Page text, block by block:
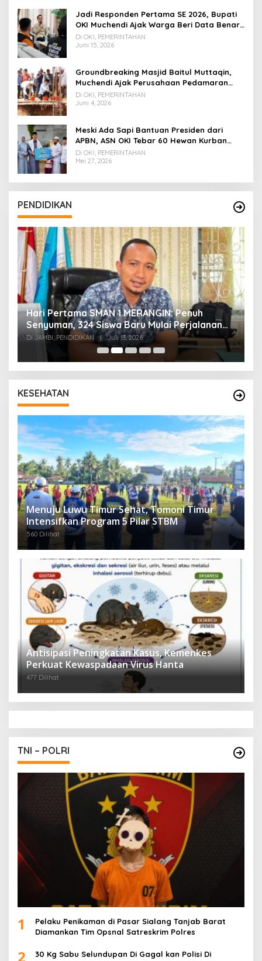
Jadi Responden Pertama SE 2026, Bupati
OKI Muchendi Ajak Warga Beri Data Benar
ke Petugas BPS
Di OKI, PEMERINTAHAN
Juni 15, 2026
Groundbreaking Masjid Baitul Muttaqin,
Muchendi Ajak Perusahaan Pedamaran
Timur Turut Bantu
Di OKI, PEMERINTAHAN
Juni 4, 2026
Meski Ada Sapi Bantuan Presiden dari
APBN, ASN OKI Tebar 60 Hewan Kurban
Tanpa Gunakan APBD
Di OKI, PEMERINTAHAN
Mei 27, 2026
PENDIDIKAN
Hari Pertama SMAN 1 MERANGIN: Penuh
Senyuman, 324 Siswa Baru Mulai Perjalanan
Baru
Di JAMBI, PENDIDIKAN | Juli 13, 2026
KESEHATAN
Menuju Luwu Timur Sehat, Tomoni Timur
Intensifkan Program 5 Pilar STBM
560 Dilihat
Antisipasi Peningkatan Kasus, Kemenkes
Perkuat Kewaspadaan Virus Hanta
477 Dilihat
TNI – POLRI
1
Pelaku Penikaman di Pasar Sialang Tanjab Barat
Diamankan Tim Opsnal Satreskrim Polres
2
30 Kg Sabu Selundupan Di Gagal kan Polisi Di